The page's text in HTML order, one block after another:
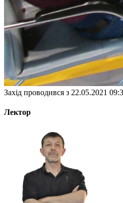
Захід проводився з 22.05.2021
Лектор